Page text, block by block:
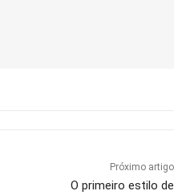
Próximo artigo
O primeiro estilo de